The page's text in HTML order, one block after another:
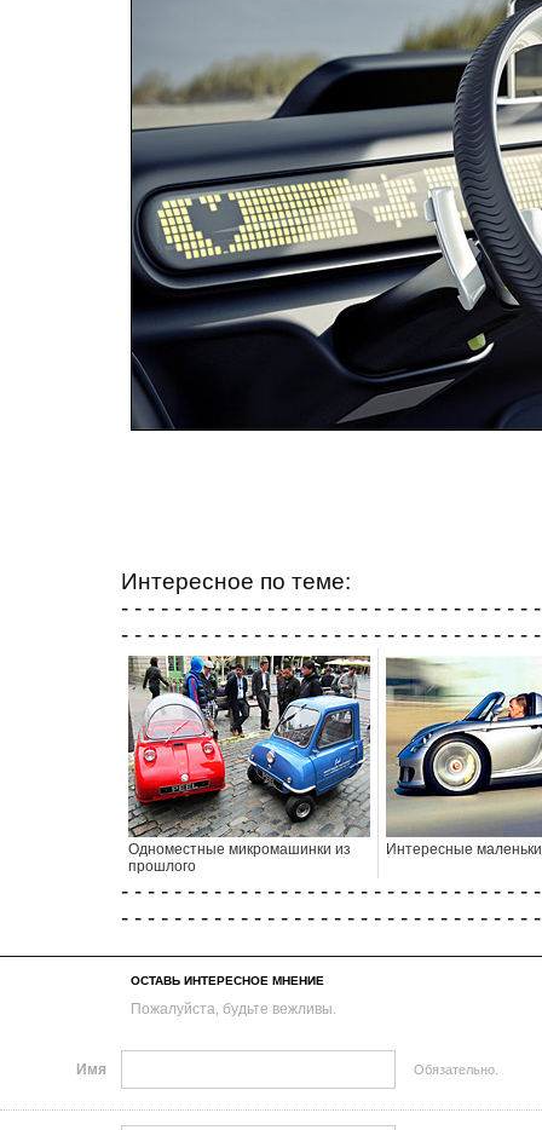
Интересное по теме:
- - - - - - - - - - - - - - - - - - - - - - - - - - - - - - -
- - - - - - - - - - - - - - - - - - - - - - - - - - - - - - -
Одноместные микромашинки из
прошлого
Интересные
- - - - - - - - - - - - - - - - - - - - - - - - - - - - - - -
- - - - - - - - - - - - - - - - - - - - - - - - - - - - - - -
ОСТАВЬ ИНТЕРЕСНОЕ МНЕНИЕ
Пожалуйста, будьте вежливы.
Имя Обязательно.